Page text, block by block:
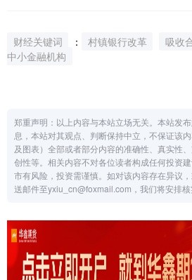
财经关键词 ： 村镇银行改革 吸收
中小金融机构
郑重声明：以上内容与本站立场无关。本站发
息，本站对其观点、判断保持中立，不保证该
及图表）全部或者部分内容的准确性、真实性
创性等。相关内容不对各位读者构成任何投资
市有风险，投资需谨慎。如对该内容存在异议
送邮件至yxiu_cn@foxmail.com，我们将安排核